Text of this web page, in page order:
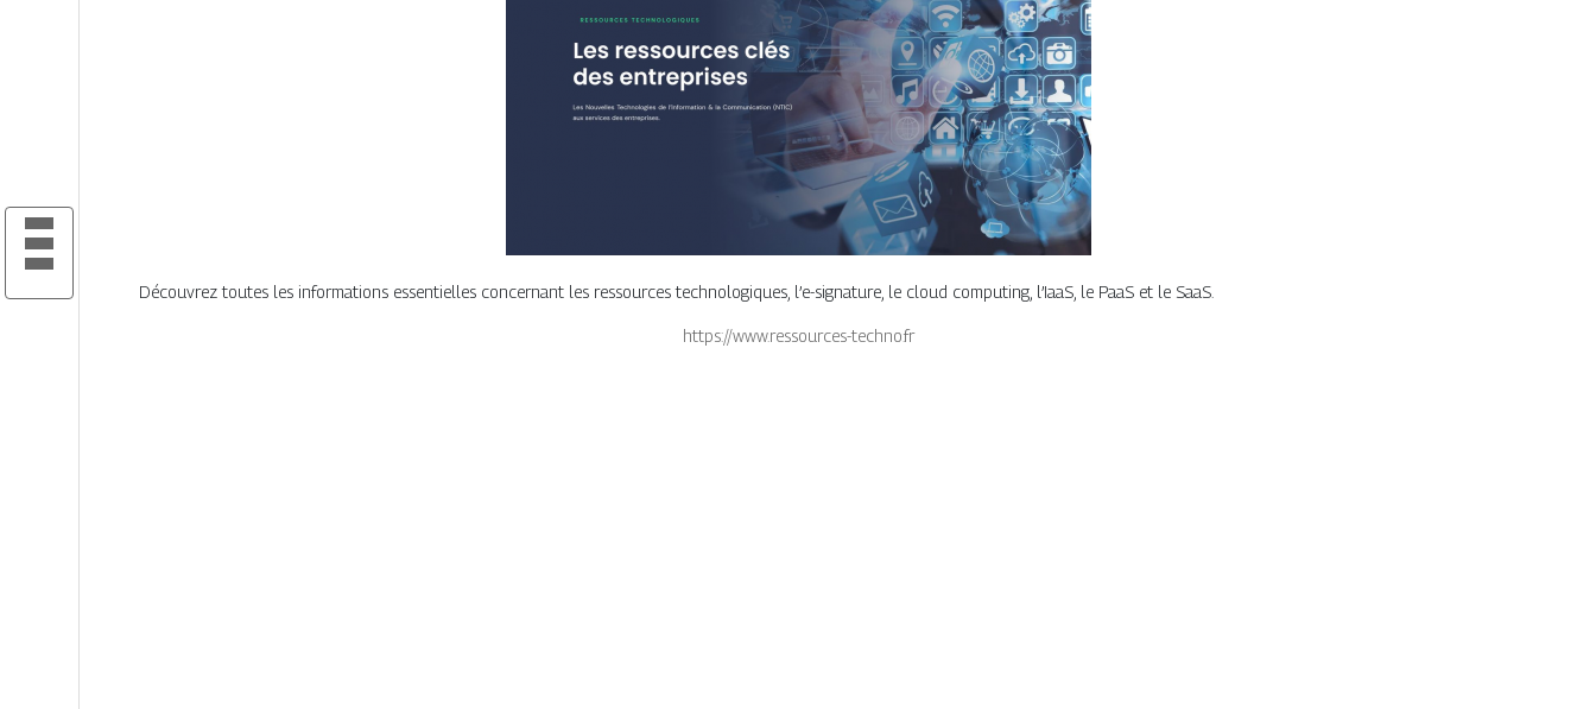
Découvrez toutes les informations essentielles concernant les ressources technologiques, l’e-signature, le cloud computing, l’IaaS, le PaaS et le SaaS.
https://www.ressources-techno.fr